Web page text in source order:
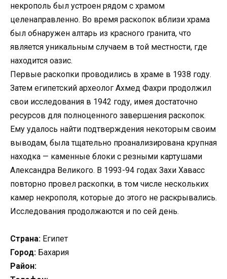
некрополь был устроен рядом с храмом
целенаправленно. Во время раскопок вблизи храма
был обнаружен алтарь из красного гранита, что
является уникальным случаем в той местности, где
находится оазис.
Первые раскопки проводились в храме в 1938 году.
Затем египетский археолог Ахмед Фахри продолжил
свои исследования в 1942 году, имея достаточно
ресурсов для полноценного завершения раскопок.
Ему удалось найти подтверждения некоторым своим
выводам, была тщательно проанализирована крупная
находка — каменные блоки с резными картушами
Александра Великого. В 1993-94 годах Захи Хавасс
повторно провел раскопки, в том числе нескольких
камер некрополя, которые до этого не раскрывались.
Исследования продолжаются и по сей день.
Страна: Египет
Город: Бахария
Район: